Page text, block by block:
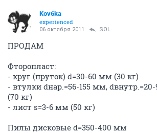
Kov6ka
experienced
06 октября 2011 SOL
ПРОДАМ
Фторопласт:
- круг (пруток) d=30-60 мм (30 кг)
- втулки dнар.=56-155 мм,
(70 кг)
- лист s=3-6 мм (50 кг)
Пилы дисковые d=350-400 мм